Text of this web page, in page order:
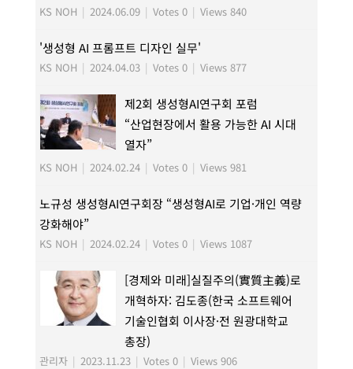
KS NOH | 2024.06.09 | Votes 0 | Views 840
'생성형 AI 프롬프트 디자인 실무'
KS NOH | 2024.04.03 | Votes 0 | Views 877
제2회 생성형AI연구회 포럼
“산업현장에서 활용 가능한 AI 시대
열자”
KS NOH | 2024.02.24 | Votes 0 | Views 981
노규성 생성형AI연구회장 “생성형AI로 기업·개인 역량
강화해야”
KS NOH | 2024.02.24 | Votes 0 | Views 1087
[경제와 미래]실질주의(實質主義)로
개혁하자: 김도종(한국 소프트웨어
기술인협회 이사장·전 원광대학교
총장)
관리자 | 2023.11.23 | Votes 0 | Views 906